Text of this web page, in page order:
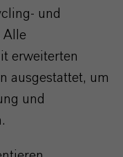
und
Alle
erweiterten
ausgestattet, um
und